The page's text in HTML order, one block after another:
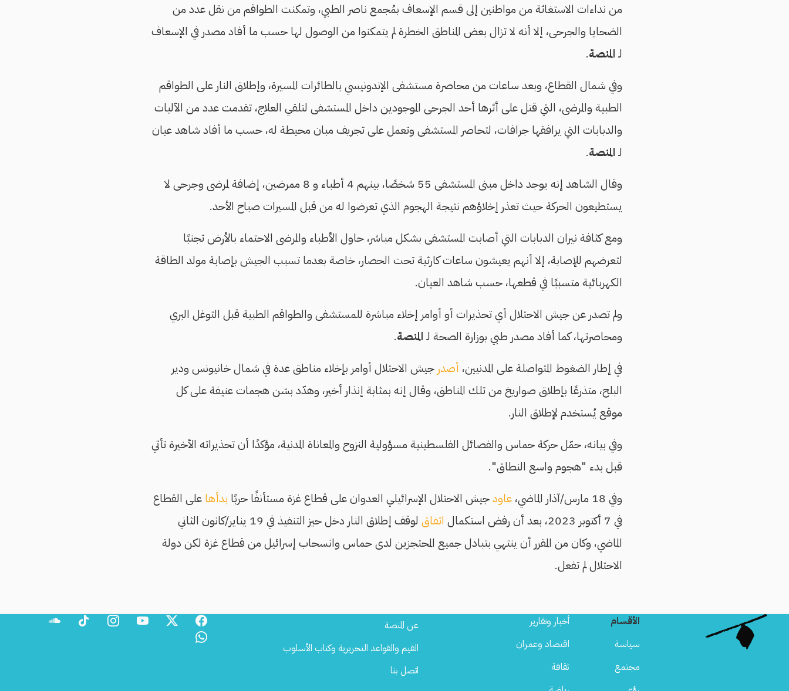
من نداءات الاستغاثة من مواطنين إلى قسم الإسعاف بمُجمع ناصر الطبي، وتمكنت الطواقم من نقل عدد من
الضحايا والجرحى، إلا أنه لا تزال بعض المناطق الخطرة لم يتمكنوا من الوصول لها حسب ما أفاد مصدر في الإسعاف
لـ المنصة.
وفي شمال القطاع، وبعد ساعات من محاصرة مستشفى الإندونيسي بالطائرات المسيرة، وإطلاق النار على الطواقم
الطبية والمرضى، التي قتل على أثرها أحد الجرحى الموجودين داخل المستشفى لتلقي العلاج، تقدمت عدد من الآليات
والدبابات التي يرافقها جرافات، لتحاصر المستشفى وتعمل على تجريف مبان محيطة له، حسب ما أفاد شاهد عيان
لـ المنصة.
وقال الشاهد إنه يوجد داخل مبنى المستشفى 55 شخصًا، بينهم 4 أطباء و 8 ممرضين، إضافة لمرضى وجرحى لا
يستطيعون الحركة حيث تعذر إخلاؤهم نتيجة الهجوم الذي تعرضوا له من قبل المسيرات صباح الأحد.
ومع كثافة نيران الدبابات التي أصابت المستشفى بشكل مباشر، حاول الأطباء والمرضى الاحتماء بالأرض تجنبًا
لتعرضهم للإصابة، إلا أنهم يعيشون ساعات كارثية تحت الحصار، خاصة بعدما تسبب الجيش بإصابة مولد الطاقة
الكهربائية متسببًا في قطعها، حسب شاهد العيان.
ولم تصدر عن جيش الاحتلال أي تحذيرات أو أوامر إخلاء مباشرة للمستشفى والطواقم الطبية قبل التوغل البري
ومحاصرتها، كما أفاد مصدر طبي بوزارة الصحة لـ المنصة.
في إطار الضغوط المتواصلة على المدنيين، أصدر جيش الاحتلال أوامر بإخلاء مناطق عدة في شمال خانيونس ودير
البلح، متذرعًا بإطلاق صواريخ من تلك المناطق، وقال إنه بمثابة إنذار أخير، وهدّد بشن هجمات عنيفة على كل
موقع يُستخدم لإطلاق النار.
وفي بيانه، حمّل حركة حماس والفصائل الفلسطينية مسؤولية النزوح والمعاناة المدنية، مؤكدًا أن تحذيراته الأخيرة تأتي
قبل بدء "هجوم واسع النطاق".
وفي 18 مارس/آذار الماضي،
عاودجيش الاحتلال الإسرائيلي العدوان على قطاع غزة مستأنفًا حربًا بدأها على القطاع
في 7 أكتوبر 2023، بعد أن رفض استكمال
اتفاق
لوقف إطلاق النار دخل حيز التنفيذ في 19 يناير/كانون الثاني
الماضي، وكان من المقرر أن ينتهي بتبادل جميع المحتجزين لدى حماس وانسحاب إسرائيل من قطاع غزة لكن دولة
الاحتلال لم تفعل.
الأقسام
أخبار وتقارير
سياسة
اقتصاد وعمران
مجتمع
ثقافة
Footer
Menu
عن المنصة
القيم والقواعد التحريرية وكتاب الأسلوب
اتصل بنا